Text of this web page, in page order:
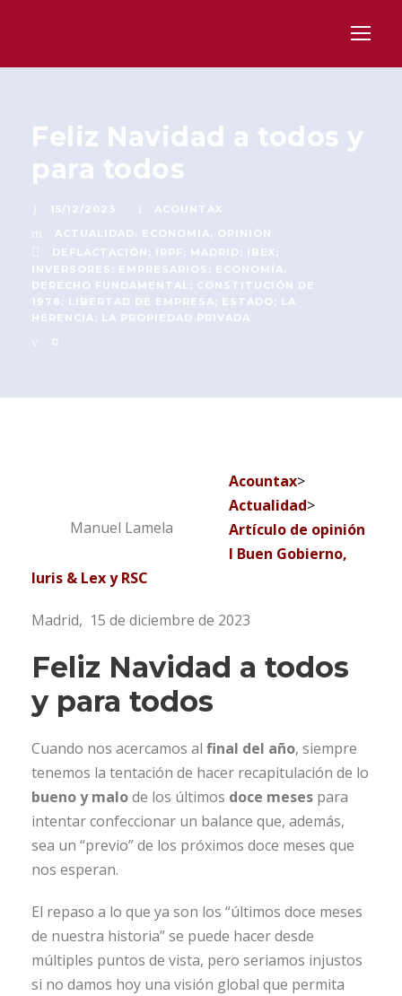
Feliz Navidad a todos y
para todos
15/12/2023
ACOUNTAX
ACTUALIDAD , ECONOMIA, OPINIÓN
DEFLACTACIÓN; IRPF; MADRID; IBEX;
INVERSORES; EMPRESARIOS; ECONOMÍA,
DERECHO FUNDAMENTAL; CONSTITUCIÓN DE
1978; LIBERTAD DE EMPRESA; ESTADO; LA
HERENCIA; LA PROPIEDAD PRIVADA
0
Manuel Lamela
Acountax>
Actualidad>
Artículo de opinión
I Buen Gobierno,
Iuris & Lex y RSC
Madrid, 15 de diciembre de 2023
Feliz Navidad a todos
y para todos
Cuando nos acercamos al final del año, siempre
tenemos la tentación de hacer recapitulación de lo
bueno y malode los últimos doce meses para
intentar confeccionar un balance que, además,
sea un “previo” de los próximos doce meses que
nos esperan.
El repaso a lo que ya son los “últimos doce meses
de nuestra historia” se puede hacer desde
múltiples puntos de vista, pero seriamos injustos
si no damos hoy una visión global que permita